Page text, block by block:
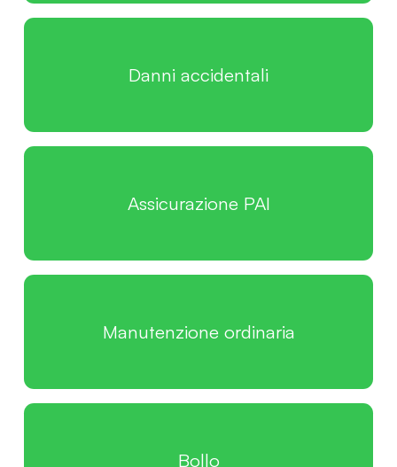
Danni accidentali
Assicurazione PAI
Manutenzione ordinaria
Bollo